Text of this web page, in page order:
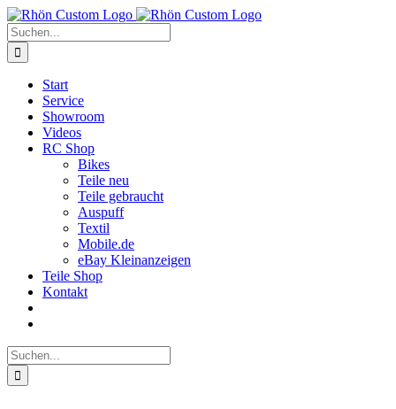
Zum
Inhalt
springen
Suche
nach:
Start
Service
Showroom
Videos
RC Shop
Bikes
Teile neu
Teile gebraucht
Auspuff
Textil
Mobile.de
eBay Kleinanzeigen
Teile Shop
Kontakt
Suche
nach: